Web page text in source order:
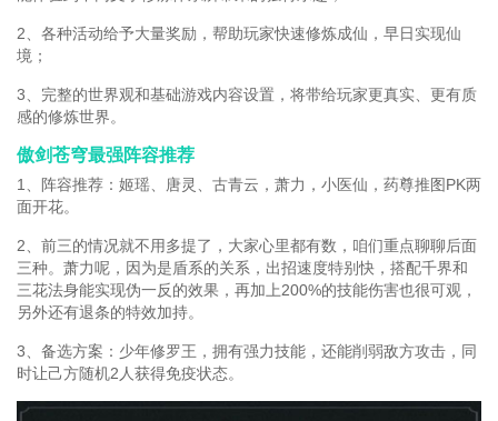
2、各种活动给予大量奖励，帮助玩家快速修炼成仙，早日实现仙
境；
3、完整的世界观和基础游戏内容设置，将带给玩家更真实、更有质
感的修炼世界。
傲剑苍穹最强阵容推荐
1、阵容推荐：姬瑶、唐灵、古青云，萧力，小医仙，药尊推图PK两
面开花。
2、前三的情况就不用多提了，大家心里都有数，咱们重点聊聊后面
三种。萧力呢，因为是盾系的关系，出招速度特别快，搭配千界和
三花法身能实现伪一反的效果，再加上200%的技能伤害也很可观，
另外还有退条的特效加持。
3、备选方案：少年修罗王，拥有强力技能，还能削弱敌方攻击，同
时让己方随机2人获得免疫状态。